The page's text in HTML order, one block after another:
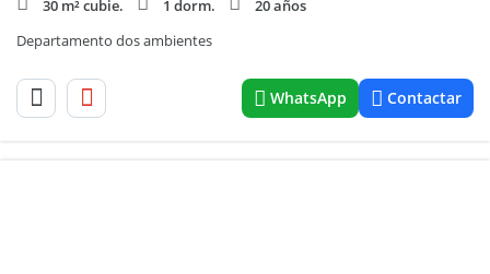
30 m² cubie.
1 dorm.
20 años
Departamento dos ambientes
WhatsApp Contactar